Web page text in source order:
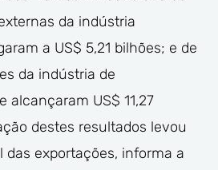
da indústria
a US$ 5,21 bilhões; e de
da indústria de
alcançaram US$ 11,27
destes resultados levou
das exportações, informa a